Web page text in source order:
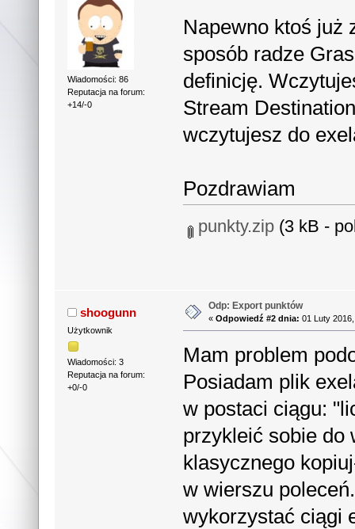
Wiadomości: 86
Reputacja na forum:
+14/-0
Napewno ktoś już
sposób radze
definicję.
Stream
wczytujesz do
Pozdrawiam
punkty.zip(3 kB -
shoogunn
Użytkownik
Wiadomości: 3
Reputacja na forum:
+0/-0
Odp: Export punktów
«Odpowiedź #2 dnia: 01 Luty
Mam problem
Posiadam plik
w postaci ciągu:
przykleić sobie do
klasycznego
w wierszu
wykorzystać ciągi